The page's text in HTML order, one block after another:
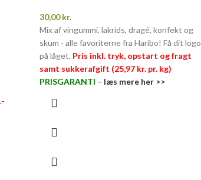
30,00kr.
Mix af vingummi, lakrids, dragé, konfekt og
skum - alle favoriterne fra Haribo! Få dit logo
på låget. Pris inkl. tryk, opstart og fragt
samt sukkerafgift (25,97 kr. pr. kg)
PRISGARANTI – læs mere her >>